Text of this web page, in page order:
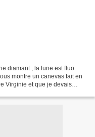
diamant , la lune est fluo
montre un canevas fait en
Virginie et que je devais